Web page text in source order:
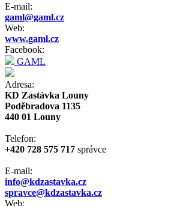
E-mail:
gaml@gaml.cz
Web:
www.gaml.cz
Facebook:
GAML
Adresa:
KD Zastávka Louny
Poděbradova 1135
440 01 Louny
Telefon:
+420 728 575 717 správce
E-mail:
info@kdzastavka.cz
spravce@kdzastavka.cz
Web: